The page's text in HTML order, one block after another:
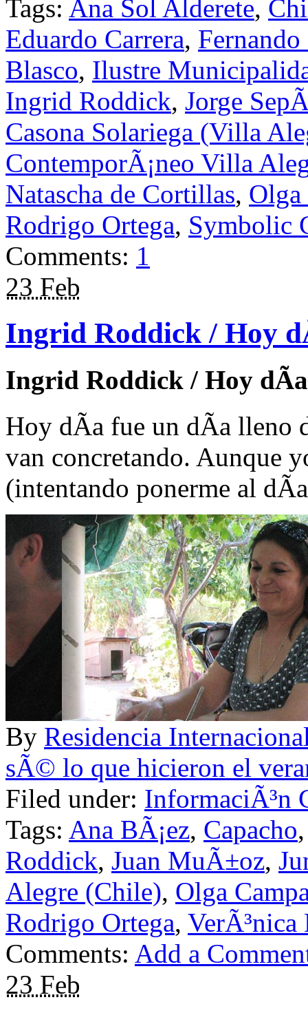
Tags: Ana Sol Alderete,
Eduardo Carrera,
Blasco, Ilustre
Ingrid Roddick, Jorge
Casona Solariega (Villa
ContemporÃ¡neo Villa
Natascha de Cortillas, Olga
Rodrigo Ortega, Symbolic
Comments: 1
23 Feb
Ingrid Roddick / Hoy
Ingrid Roddick / Hoy dÃ­a
Hoy dÃ­a fue un dÃ­a lleno
van concretando. Aunque
(intentando ponerme al
By Residencia
sÃ© lo que hicieron el
Filed under: InformaciÃ³n
Tags: Ana BÃ¡ez, Capacho
Roddick, Juan MuÃ±oz,
Alegre (Chile), Olga
Rodrigo Ortega, VerÃ³nica
Comments: Add a
23 Feb